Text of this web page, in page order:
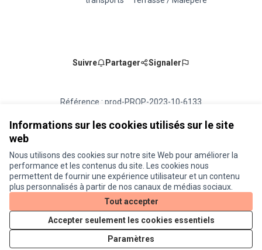
Informations sur les cookies utilisés sur le site
web
Nous utilisons des cookies sur notre site Web pour améliorer la
performance et les contenus du site. Les cookies nous
permettent de fournir une expérience utilisateur et un contenu
plus personnalisés à partir de nos canaux de médias sociaux.
Tout accepter
Accepter seulement les cookies essentiels
Paramètres
Suivre Partager Signaler
Référence : prod-PROP-2023-10-6133
Vérifiez l'empreinte numérique
Conditions d'utilisation
Paramètres des cookies
Je participe ! sur X
(Lien externe)
Je participe ! sur Facebook
Je participe ! sur Instagram
Site réalisé grâce aulogiciel libre Decidim .
Licence
(Lien